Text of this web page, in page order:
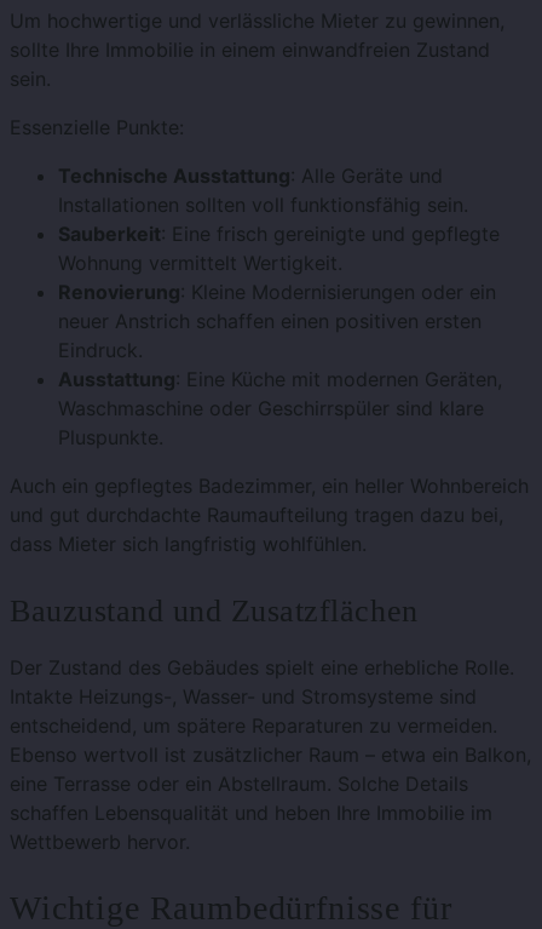
Um hochwertige und verlässliche Mieter zu gewinnen,
sollte Ihre Immobilie in einem einwandfreien Zustand
sein.
Essenzielle Punkte:
Technische Ausstattung: Alle Geräte und
Installationen sollten voll funktionsfähig sein.
Sauberkeit: Eine frisch gereinigte und gepflegte
Wohnung vermittelt Wertigkeit.
Renovierung: Kleine Modernisierungen oder ein
neuer Anstrich schaffen einen positiven ersten
Eindruck.
Ausstattung: Eine Küche mit modernen Geräten,
Waschmaschine oder Geschirrspüler sind klare
Pluspunkte.
Auch ein gepflegtes Badezimmer, ein heller Wohnbereich
und gut durchdachte Raumaufteilung tragen dazu bei,
dass Mieter sich langfristig wohlfühlen.
Bauzustand und Zusatzflächen
Der Zustand des Gebäudes spielt eine erhebliche Rolle.
Intakte Heizungs-, Wasser- und Stromsysteme sind
entscheidend, um spätere Reparaturen zu vermeiden.
Ebenso wertvoll ist zusätzlicher Raum – etwa ein Balkon,
eine Terrasse oder ein Abstellraum. Solche Details
schaffen Lebensqualität und heben Ihre Immobilie im
Wettbewerb hervor.
Wichtige Raumbedürfnisse für